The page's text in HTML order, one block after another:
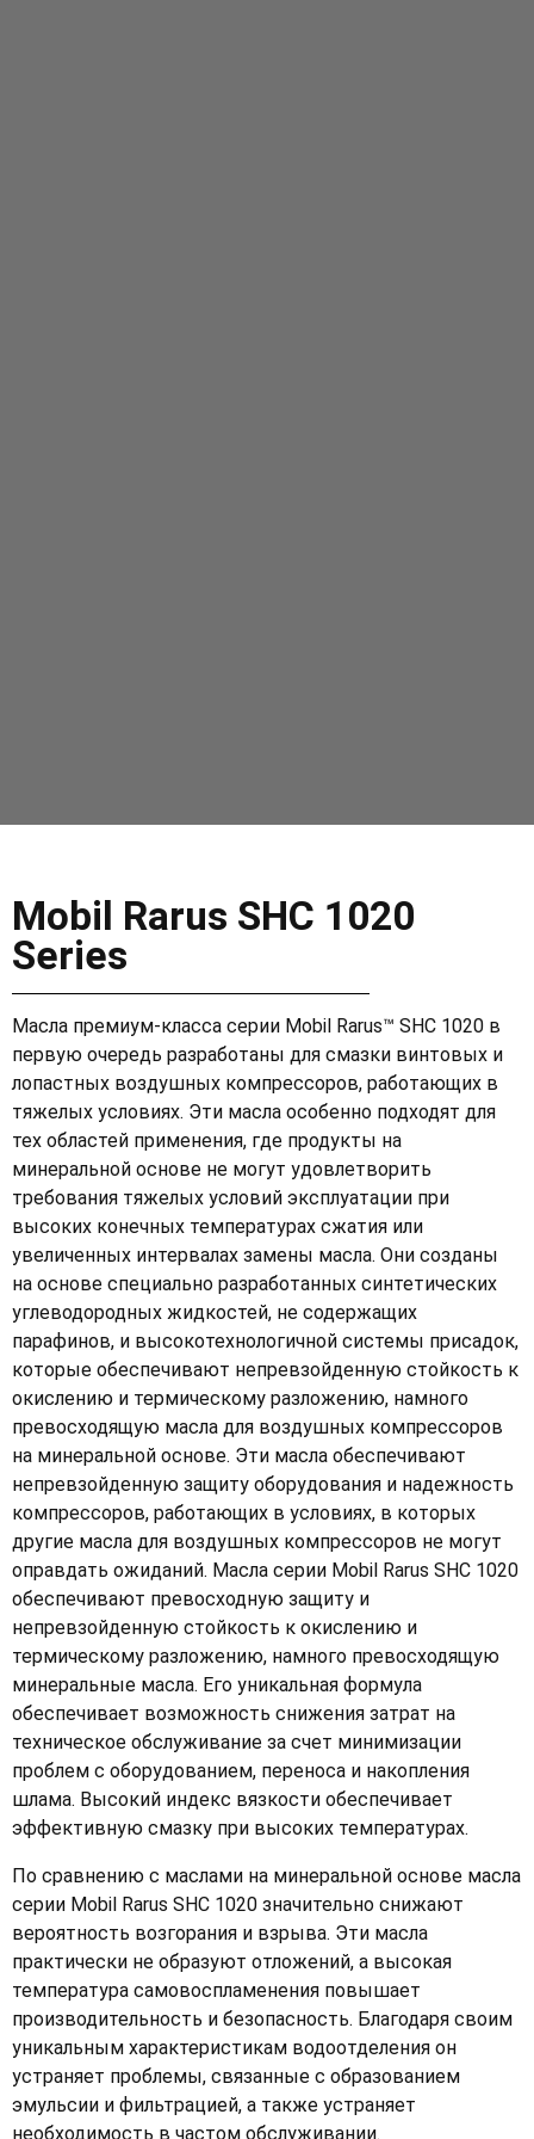
Mobil Rarus SHC 1020
Series
Масла премиум-класса серии Mobil Rarus™ SHC 1020 в
первую очередь разработаны для смазки винтовых и
лопастных воздушных компрессоров, работающих в
тяжелых условиях. Эти масла особенно подходят для
тех областей применения, где продукты на
минеральной основе не могут удовлетворить
требования тяжелых условий эксплуатации при
высоких конечных температурах сжатия или
увеличенных интервалах замены масла. Они созданы
на основе специально разработанных синтетических
углеводородных жидкостей, не содержащих
парафинов, и высокотехнологичной системы присадок,
которые обеспечивают непревзойденную стойкость к
окислению и термическому разложению, намного
превосходящую масла для воздушных компрессоров
на минеральной основе. Эти масла обеспечивают
непревзойденную защиту оборудования и надежность
компрессоров, работающих в условиях, в которых
другие масла для воздушных компрессоров не могут
оправдать ожиданий. Масла серии Mobil Rarus SHC 1020
обеспечивают превосходную защиту и
непревзойденную стойкость к окислению и
термическому разложению, намного превосходящую
минеральные масла. Его уникальная формула
обеспечивает возможность снижения затрат на
техническое обслуживание за счет минимизации
проблем с оборудованием, переноса и накопления
шлама. Высокий индекс вязкости обеспечивает
эффективную смазку при высоких температурах.
По сравнению с маслами на минеральной основе масла
серии Mobil Rarus SHC 1020 значительно снижают
вероятность возгорания и взрыва. Эти масла
практически не образуют отложений, а высокая
температура самовоспламенения повышает
производительность и безопасность. Благодаря своим
уникальным характеристикам водоотделения он
устраняет проблемы, связанные с образованием
эмульсии и фильтрацией, а также устраняет
необходимость в частом обслуживании.